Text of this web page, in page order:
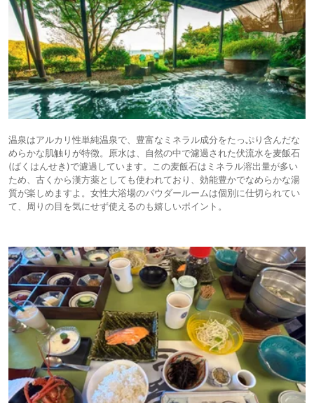
温泉はアルカリ性単純温泉で、豊富なミネラル成分をたっぷり含んだな
めらかな肌触りが特徴。原水は、自然の中で濾過された伏流水を麦飯石
(ばくはんせき)で濾過しています。この麦飯石はミネラル溶出量が多い
ため、古くから漢方薬としても使われており、効能豊かでなめらかな湯
質が楽しめますよ。女性大浴場のパウダールームは個別に仕切られてい
て、周りの目を気にせず使えるのも嬉しいポイント。